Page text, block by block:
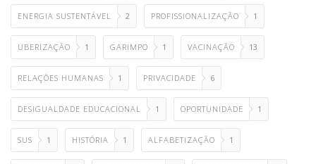
ENERGIA SUSTENTÁVEL 2 PROFISSIONALIZAÇÃO 1
UBERIZAÇÃO 1 GARIMPO 1 VACINAÇÃO 13
RELAÇÕES HUMANAS 1 PRIVACIDADE 6
DESIGUALDADE EDUCACIONAL 1 OPORTUNIDADE 1
SUS 1 HISTÓRIA 1 ALFABETIZAÇÃO 1